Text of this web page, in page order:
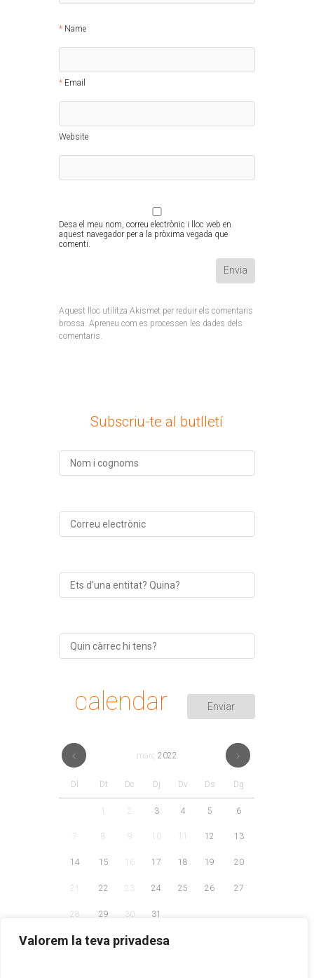
Valorem la teva privadesa
Name
Email
Website
Desa el meu nom, correu electrònic i lloc web en
aquest navegador per a la pròxima vegada que
comenti.
Aquest lloc utilitza Akismet per reduir els comentaris
brossa. Apreneu com es processen les dades dels
comentaris.
Subscriu-te al butlletí
calendar
març 2022
Dl Dt Dc Dj Dv Ds Dg
1 2 3 4 5 6
7 8 9 10 11 12 13
14 15 16 17 18 19 20
21 22 23 24 25 26 27
28 29 30 31